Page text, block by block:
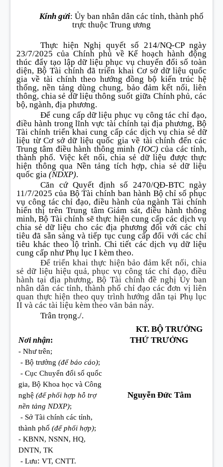
Kính gửi: Ủy ban nhân dân các tỉnh, thành phố
trực thuộc Trung ương
Thực hiện Nghị quyết số 214/NQ-CP ngày
23/7/2025 của Chính phủ về Kế hoạch hành động
thúc đẩy tạo lập dữ liệu phục vụ chuyển đổi số toàn
diện, Bộ Tài chính đã triển khai Cơ sở dữ liệu quốc
gia về tài chính theo hướngđồng bộ kiến trúc hệ
thống, nền tảng dùng chung, bảo đảm kết nối, liên
thông, chia sẻ dữ liệu thông suốt giữa Chính phủ, các
bộ, ngành, địa phương.
Để cung cấp dữ liệu phục vụ công tác chỉ đạo,
điều hành trong lĩnh vực tài chính tại địa phương, Bộ
Tài chính triển khai cung cấp các dịch vụ chia sẻ dữ
liệu từ Cơ sở dữ liệu quốc gia về tài chính đến các
Trung tâm điều hành thông minh (IOC)của các tỉnh,
thành phố. Việc kết nối, chia sẻ dữ liệu được thực
hiện thông qua Nền tảng tích hợp, chia sẻ dữ liệu
quốc gia (NDXP).
Căn cứ Quyết định số 2470/QĐ-BTC ngày
11/7/2025 của Bộ Tài chính ban hành Bộ chỉ số phục
vụ công tác chỉ đạo, điều hành của ngành Tài chính
hiển thị trên Trung tâm Giám sát, điều hành thông
minh, Bộ Tài chính sẽ thực hiện cung cấp các dịch vụ
chia sẻ dữ liệu cho các địa phương đối với các chỉ
tiêu đã sẵn sàng và tiếp tục cung cấp đối với các chỉ
tiêu khác theo lộ trình. Chi tiết các dịch vụ dữ liệu
cung cấp như Phụ lục I kèm theo.
Để triển khai thực hiện bảo đảm kết nối, chia
sẻ dữ liệu hiệu quả, phục vụ công tác chỉ đạo, điều
hành tại địa phương, Bộ Tài chính đề nghị Ủy ban
nhân dân các tỉnh, thành phố chỉ đạo các đơn vị liên
quan thực hiện theo quy trình hướng dẫn tại Phụ lục
II và các tài liệu kèm theo văn bản này.
Trân trọng./.
Nơi nhận:
- Như trên;
- Bộ trưởng (để báo cáo);
- Cục Chuyển đổi số quốc
gia, Bộ Khoa học và Công
nghệ (để phối hợp hỗ trợ
nền tảng NDXP);
- Sở Tài chính các tỉnh,
thành phố (để phối hợp);
- KBNN, NSNN, HQ,
DNTN, TK
- Lưu: VT, CNTT.
KT. BỘ TRƯỞNG
THỨ TRƯỞNG
Nguyễn Đức Tâm